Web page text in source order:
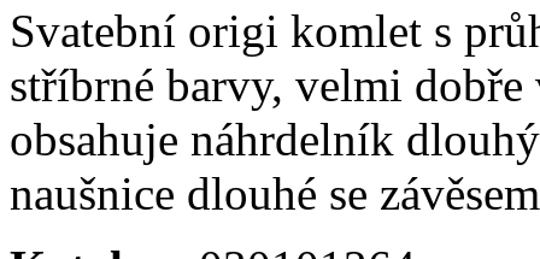
Svatební origi komlet s
stříbrné barvy, velmi dobře
obsahuje náhrdelník
naušnice dlouhé se